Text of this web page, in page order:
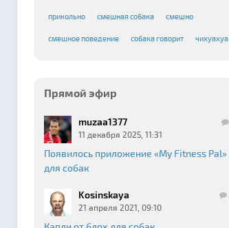
прикольно смешная собака смешно
смешное поведение собака говорит чихуахуа
Прямой эфир
muzaa1377
11 декабря 2025, 11:31
Появилось приложение «My Fitness Pal»
для собак
Kosinskaya
21 апреля 2021, 09:10